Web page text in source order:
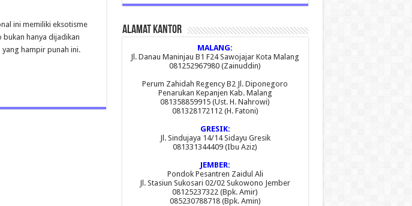
ini memiliki eksotisme
hanya dijadikan
hampir punah ini.
Alamat Kantor
MALANG:
Jl. Danau Maninjau B1 F24 Sawojajar Kota Malang
081252967980 (Zainuddin)
Perum Zahidah Regency B2 Jl. Diponegoro
Penarukan Kepanjen Kab. Malang
081358859915 (Ust. H. Nahrowi)
081328172112 (H. Fatoni)
GRESIK:
Jl. Sindujaya 14/14 Sidayu Gresik
081331344409 (Ibu Aziz)
JEMBER:
Pondok Pesantren Zaidul Ali
Jl. Stasiun Sukosari 02/02 Sukowono Jember
08125237322 (Bpk. Amir)
085230788718 (Bpk. Amin)